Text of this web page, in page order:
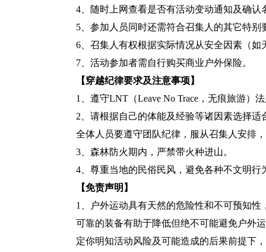
4、随时上网查看是否有活动变动通知及确认
5 、参加人员同时还需符合召集人的其它特
6 、召集人有权根据实际情况从安全因素（
7 、活动参加者需自行购买商业户外保险。
【穿越纪律要求及注意事项】
1
、遵守LNT（Leave No Trace，无痕旅游
2 、请根据自己的体能及经验等诸因素选择
全体人员要遵守团队纪律，服从召集人安排
3 、森林防火期内，严禁带火种进山。
4 、尊重当地的民俗民风，避免各种不文明行
【免责声明】
1
、户外运动具有天然的危险性和不可预知
可靠的装备有助于降低但绝不可能避免户外
定你明知活动风险及可能造成的后果前提下